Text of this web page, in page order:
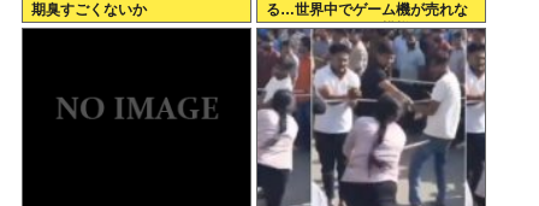
期臭すごくないか
る…世界中でゲーム機が売れな
くなってしまった模様